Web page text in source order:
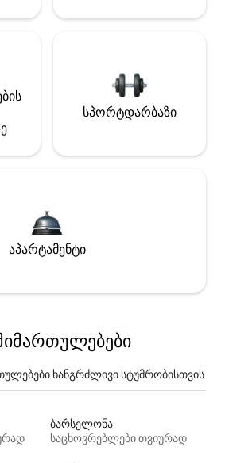
სპორტდარბაზი
აპარტამენტი
ხანგრძლივი სტუმრობისთვის
ბარსელონა
საცხოვრებლები თვიურად